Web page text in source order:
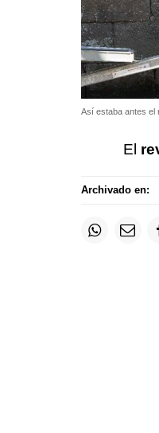
Así estaba antes el
El
Archivado en: